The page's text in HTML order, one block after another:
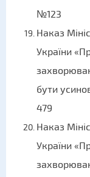
№123
Наказ
України
бути
479
Наказ
України